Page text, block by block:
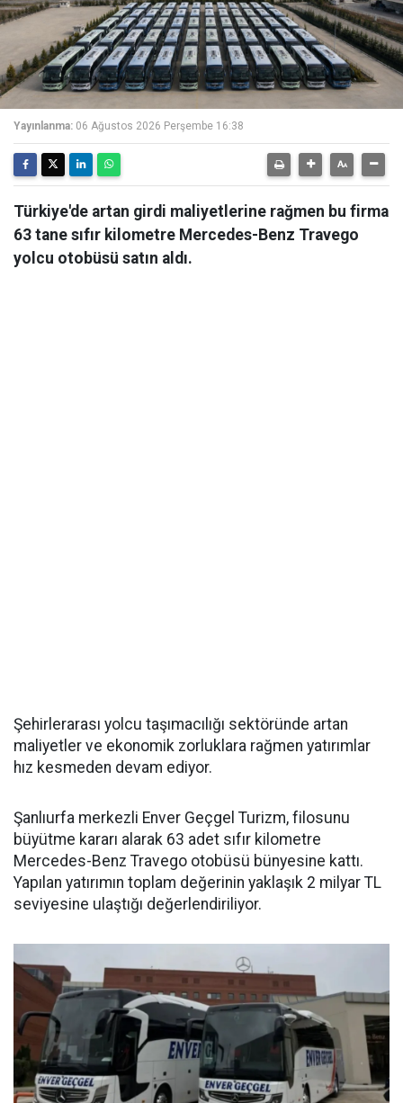
Yayınlanma: 06 Ağustos 2026 Perşembe 16:38
Türkiye'de artan girdi maliyetlerine rağmen bu firma
63 tane sıfır kilometre Mercedes-Benz Travego
yolcu otobüsü satın aldı.
Şehirlerarası yolcu taşımacılığı sektöründe artan
maliyetler ve ekonomik zorluklara rağmen yatırımlar
hız kesmeden devam ediyor.
Şanlıurfa merkezli Enver Geçgel Turizm, filosunu
büyütme kararı alarak 63 adet sıfır kilometre
Mercedes-Benz Travego otobüsü bünyesine kattı.
Yapılan yatırımın toplam değerinin yaklaşık 2 milyar TL
seviyesine ulaştığı değerlendiriliyor.